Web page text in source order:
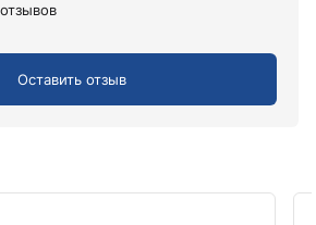
Оставить отзыв